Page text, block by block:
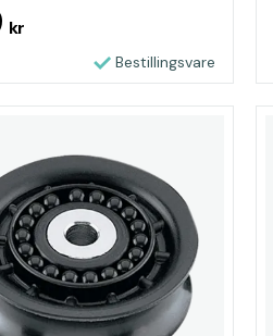
kr
Bestillingsvare